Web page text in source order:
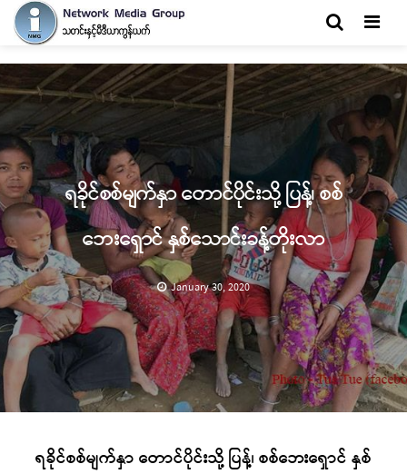
ရခိုင်စစ်မျက်နှာ တောင်ပိုင်းသို့ ပြန့်၊ စစ်
ဘေးရှောင် နှစ်သောင်းခန့်တိုးလာ
January 30, 2020
ရခိုင်စစ်မျက်နှာ တောင်ပိုင်းသို့ ပြန့်၊ စစ်ဘေးရှောင် နှစ်